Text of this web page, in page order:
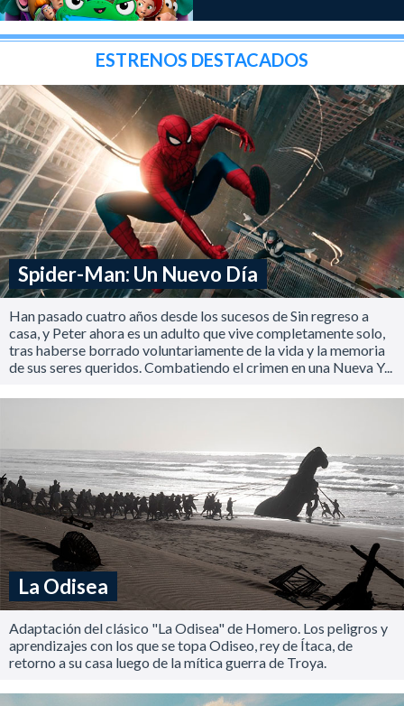
ESTRENOS DESTACADOS
Spider-Man: Un Nuevo Día
Han pasado cuatro años desde los sucesos de Sin regreso a
casa, y Peter ahora es un adulto que vive completamente solo,
tras haberse borrado voluntariamente de la vida y la memoria
de sus seres queridos. Combatiendo el crimen en una Nueva Y...
La Odisea
Adaptación del clásico "La Odisea" de Homero. Los peligros y
aprendizajes con los que se topa Odiseo, rey de Ítaca, de
retorno a su casa luego de la mítica guerra de Troya.